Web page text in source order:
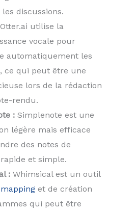
discussions.
Otter.ai utilise la
vocale pour
automatiquement les
ce qui peut être une
lors de la rédaction
rendu.
: Simplenote est une
légère mais efficace
des notes de
et simple.
: Whimsical est un outil
et de création
qui peut être